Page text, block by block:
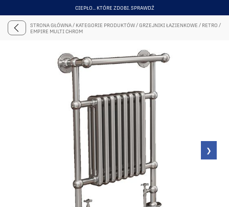
CIEPŁO... KTÓRE ZDOBI. SPRAWDŹ
ITEM
STRONA GŁÓWNA/ KATEGORIE PRODUKTÓW/GRZEJNIKI ŁAZIENKOWE / RETRO /
EMPIRE MULTI CHROM
❯